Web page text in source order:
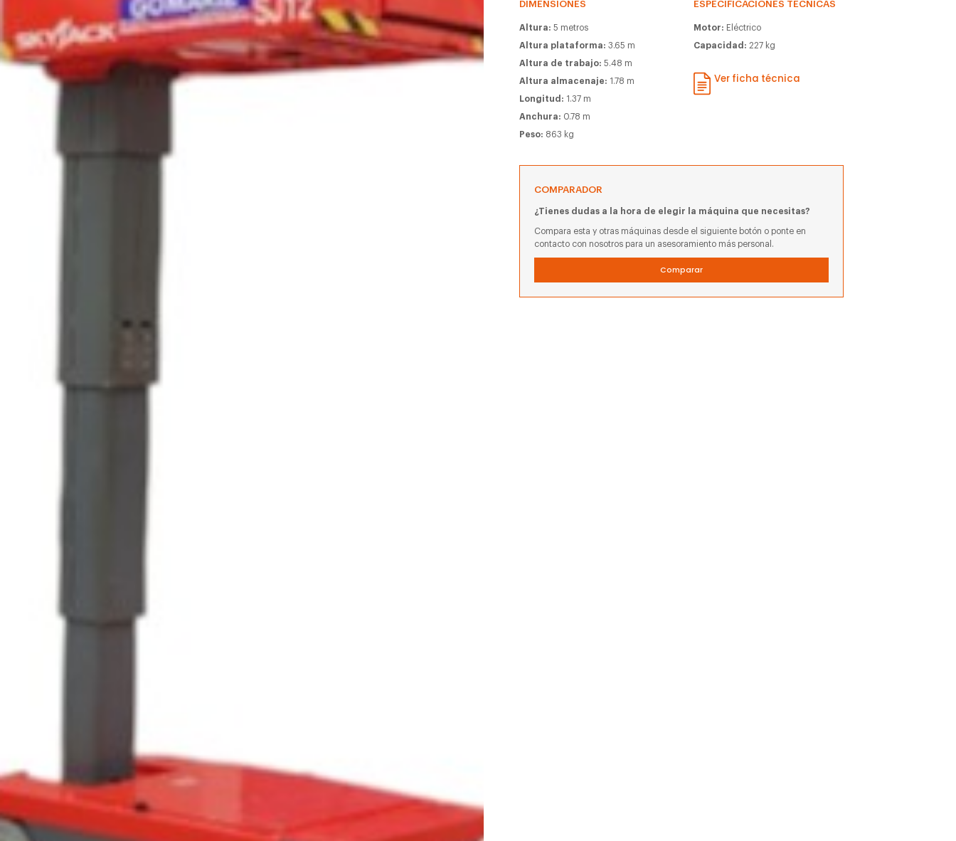
DIMENSIONES
Altura:5 metros
Altura plataforma:3.65 m
Altura de trabajo:5.48 m
Altura almacenaje: 1.78 m
Longitud: 1.37 m
Anchura: 0.78 m
Peso: 863 kg
ESPECIFICACIONES TÉCNICAS
Motor: Eléctrico
Capacidad:227 kg
Ver ficha técnica
COMPARADOR
¿Tienes dudas a la hora de elegir la máquina que necesitas?
Compara esta y otras máquinas desde el siguiente botón o ponte en
contacto con nosotros para un asesoramiento más personal.
Comparar